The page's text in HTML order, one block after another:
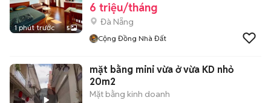
1 phút trước 5
6 triệu/tháng
Đà Nẵng
Cộng Đồng Nhà Đất
mặt bằng mini vừa ở vừa KD nhỏ
20m2
Mặt bằng kinh doanh